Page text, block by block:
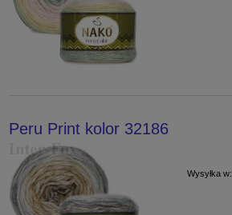
Peru Print kolor 32186
Wysyłka w: